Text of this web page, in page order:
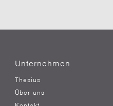
Unternehmen
Thesius
Über uns